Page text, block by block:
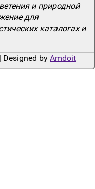
и природной
для
каталогах и
by Amdoit